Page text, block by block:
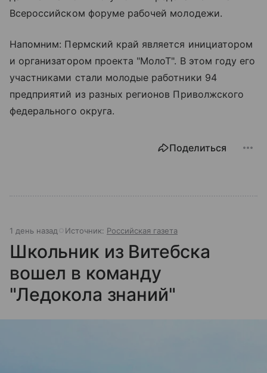
Всероссийском форуме рабочей молодежи.
Напомним: Пермский край является инициатором
и организатором проекта "МолоТ". В этом году его
участниками стали молодые работники 94
предприятий из разных регионов Приволжского
федерального округа.
Поделиться
1 день назад Источник: Российская газета
Школьник из Витебска
вошел в команду
"Ледокола знаний"